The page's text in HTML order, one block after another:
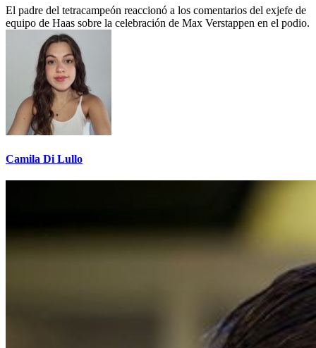
El padre del tetracampeón reaccionó a los comentarios del exjefe de
equipo de Haas sobre la celebración de Max Verstappen en el podio.
Camila Di Lullo